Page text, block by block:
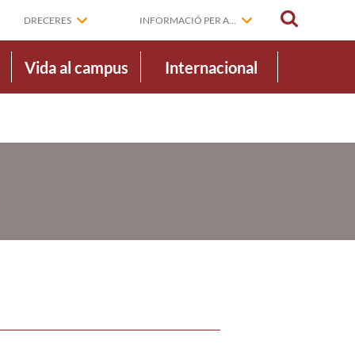
DRECERES INFORMACIÓ PER A...
Vida al campus Internacional